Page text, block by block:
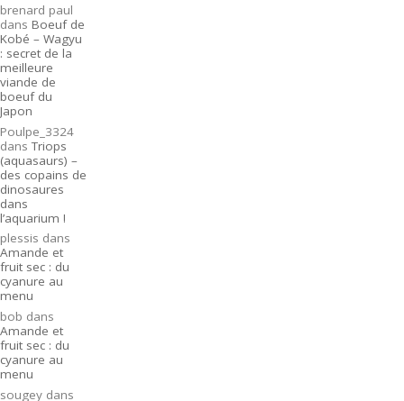
brenard paul
dans Boeuf de
Kobé – Wagyu
: secret de la
meilleure
viande de
boeuf du
Japon
Poulpe_3324
dansTriops
(aquasaurs) –
des copains de
dinosaures
dans
l’aquarium !
plessis dans
Amande et
fruit sec : du
cyanure au
menu
bob dans
Amande et
fruit sec : du
cyanure au
menu
sougey dans